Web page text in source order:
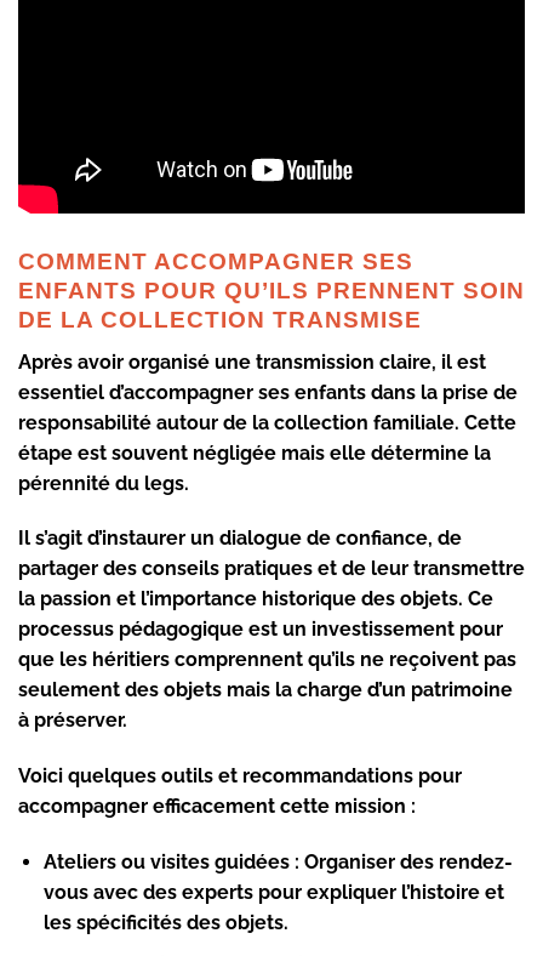
COMMENT ACCOMPAGNER SES
ENFANTS POUR QU’ILS PRENNENT SOIN
DE LA COLLECTION TRANSMISE
Après avoir organisé une transmission claire, il est
essentiel d’accompagner ses enfants dans la prise de
responsabilité autour de la collection familiale. Cette
étape est souvent négligée mais elle détermine la
pérennité du legs.
Il s’agit d’instaurer un dialogue de confiance, de
partager des conseils pratiques et de leur transmettre
la passion et l’importance historique des objets. Ce
processus pédagogique est un investissement pour
que les héritiers comprennent qu’ils ne reçoivent pas
seulement des objets mais la charge d’un patrimoine
à préserver.
Voici quelques outils et recommandations pour
accompagner efficacement cette mission :
Ateliers ou visites guidées : Organiser des rendez-
vous avec des experts pour expliquer l’histoire et
les spécificités des objets.